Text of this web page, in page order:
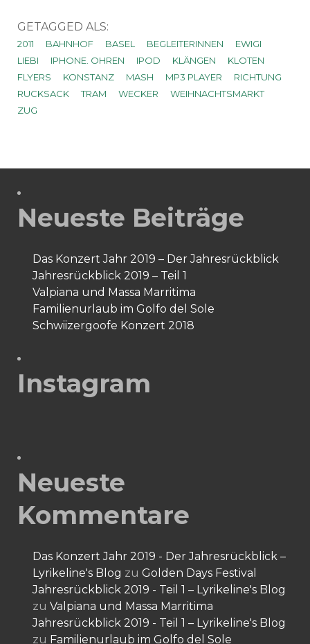
GETAGGED ALS:
2011 BAHNHOF BASEL BEGLEITERINNEN
EWIGI
LIEBI
IPHONE. OHREN IPOD KLÄNGEN
KLOTEN
FLYERS
KONSTANZ MASH MP3 PLAYER
RICHTUNG
RUCKSACK
TRAM WECKER
WEIHNACHTSMARKT
ZUG
Neueste Beiträge
Das Konzert Jahr 2019 – Der Jahresrückblick
Jahresrückblick 2019 – Teil 1
Valpiana und Massa Marritima
Familienurlaub im Golfo del Sole
Schwiizergoofe Konzert 2018
Instagram
Neueste
Kommentare
Das Konzert Jahr 2019 - Der Jahresrückblick –
Lyrikeline's Blog zu Golden Days Festival
Jahresrückblick 2019 - Teil 1 – Lyrikeline's Blog
zu Valpiana und Massa Marritima
Jahresrückblick 2019 - Teil 1 – Lyrikeline's Blog
zu Familienurlaub im Golfo del Sole